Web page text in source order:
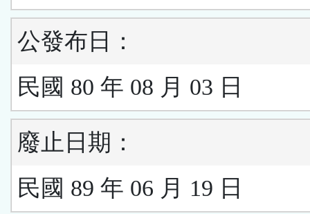
公發布日：
民國 80 年 08 月 03 日
廢止日期：
民國 89 年 06 月 19 日